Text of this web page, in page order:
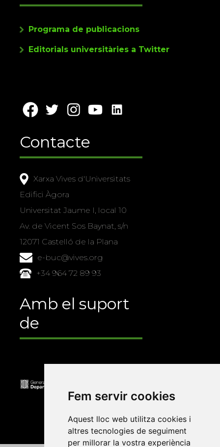
Fem servir cookies
Aquest lloc web utilitza cookies i
altres tecnologies de seguiment
per millorar la vostra experiència
Programa de publicacions
Editorials universitàries a Twitter
Contacte
Xarxa Vives d'Universitats
Edifici Àgora
Universitat Jaume I, local 10
Av. de Vicent Sos Baynat, s/n
12071 Castelló de la Plana
e-buc@vives.org
+34 964 72 89 93
Amb el suport
de